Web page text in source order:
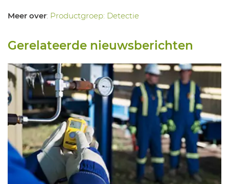
Meer over: Productgroep: Detectie
Gerelateerde nieuwsberichten